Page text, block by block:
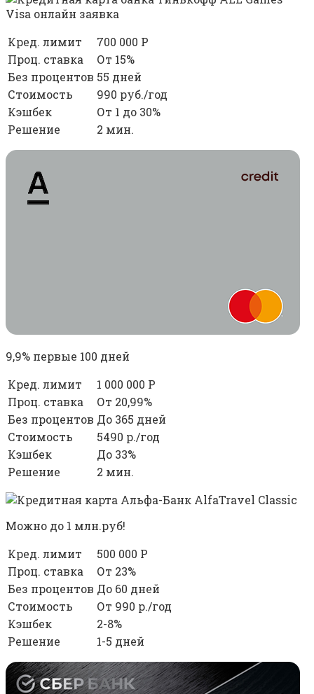
Кред. лимит
700 000 Р
Проц. ставка
От 15%
Без процентов 55 дней
Стоимость
990 руб./год
Кэшбек
От 1 до 30%
Решение
2 мин.
9,9% первые 100 дней
Кред. лимит
1 000 000 Р
Проц. ставка
От 20,99%
Без процентов До 365 дней
Стоимость
5490 р./год
Кэшбек
До 33%
Решение
2 мин.
Можно до 1 млн.руб!
Кред. лимит
500 000 Р
Проц. ставка
От 23%
Без процентов До 60 дней
Стоимость
От 990 р./год
Кэшбек
2-8%
Решение
1-5 дней